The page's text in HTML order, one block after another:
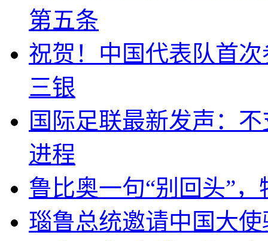
第五条
祝贺！中国代表队首
三银
国际足联最新发声：
进程
鲁比奥一句“别回头”
瑙鲁总统邀请中国大